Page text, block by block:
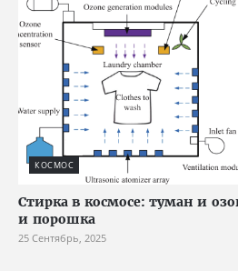
КОСМОС
Стирка в космосе: туман и
и порошка
25 Сентябрь, 2025